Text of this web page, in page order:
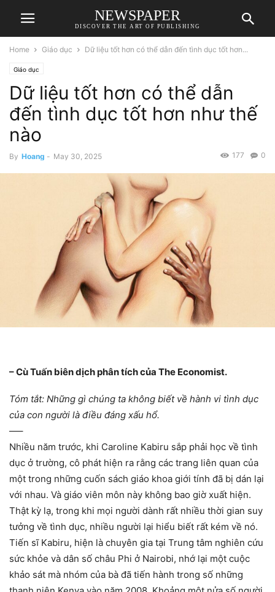
NEWSPAPER
DISCOVER THE ART OF PUBLISHING
Home Giáo dục Dữ liệu tốt hơn có thể dẫn đến tình dục tốt hơn...
Giáo dục
Dữ liệu tốt hơn có thể dẫn
đến tình dục tốt hơn như thế
nào
By Hoang - May 30, 2025 0
177
– Cù Tuấn biên dịch phân tích của The Economist.
Tóm tắt: Những gì chúng ta không biết về hành vi tình dục
của con người là điều đáng xấu hổ.
—–
Nhiều năm trước, khi Caroline Kabiru sắp phải học về tình
dục ở trường, cô phát hiện ra rằng các trang liên quan của
một trong những cuốn sách giáo khoa giới tính đã bị dán lại
với nhau. Và giáo viên môn này không bao giờ xuất hiện.
Thật kỳ lạ, trong khi mọi người dành rất nhiều thời gian suy
tưởng về tình dục, nhiều người lại hiểu biết rất kém về nó.
Tiến sĩ Kabiru, hiện là chuyên gia tại Trung tâm nghiên cứu
sức khỏe và dân số châu Phi ở Nairobi, nhớ lại một cuộc
khảo sát mà nhóm của bà đã tiến hành trong số những